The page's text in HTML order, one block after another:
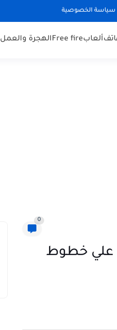
سياسة الخصوصية
ألعابFree fireالهجرة والعمل
0
علي خطوط